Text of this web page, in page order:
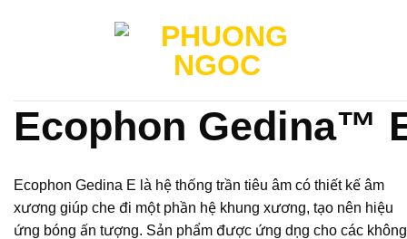
Ecophon Gedina™
Ecophon Gedina E là hệ thống trần tiêu âm có thiết kế âm
xương giúp che đi một phần hệ khung xương, tạo nên hiệu
ứng bóng ấn tượng. Sản phẩm được ứng dụng cho các không